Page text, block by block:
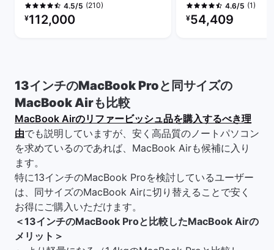
4.5/5 (210)
リファービッシュ品の価格：
¥112,000
4.6/5 (1)
リファービッシュ品の
¥54,409
13インチのMacBook Proと同サイズの
MacBook Airも比較
MacBook Airのリファービッシュ品を購入するべき理
由でも説明していますが、安く高品質のノートパソコン
を求めているのであれば、MacBook Airも候補に入り
ます。
特に13インチのMacBook Proを検討しているユーザー
は、同サイズのMacBook Airに切り替えることで安く
お得にご購入いただけます。
＜13インチのMacBook Proと比較したMacBook Airの
メリット＞